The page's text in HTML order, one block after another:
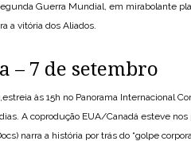
Guerra Mundial, em mirabolante
a vitória dos Aliados.
– 7 de setembro
às 15h no Panorama Internacional
A coprodução EUA/Canadá esteve
narra a história por trás do “golpe